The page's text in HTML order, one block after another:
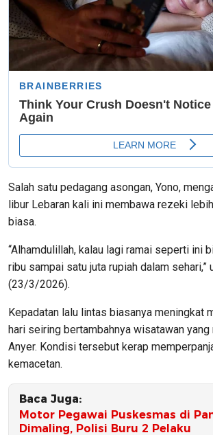
Salah satu pedagang asongan, Yono,
libur Lebaran kali ini membawa rezeki
biasa.
“Alhamdulillah, kalau lagi ramai seperti ini
ribu sampai satu juta rupiah dalam sehari,”
(23/3/2026).
Kepadatan lalu lintas biasanya meningkat
hari seiring bertambahnya wisatawan yang
Anyer. Kondisi tersebut kerap
kemacetan.
Baca Juga:
Motor Pegawai Puskesmas di
Dimaling, Polisi Buru 2 Pelaku